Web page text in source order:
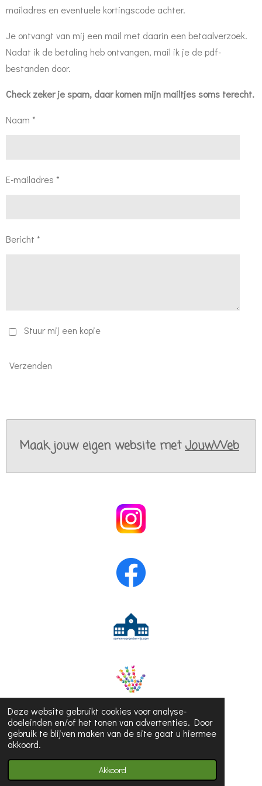
Deze website gebruikt cookies voor analyse-
doeleinden en/of het tonen van advertenties. Door
gebruik te blijven maken van de site gaat u hiermee
akkoord.
Akkoord
mailadres en eventuele kortingscode achter.
Je ontvangt van mij een mail met daarin een betaalverzoek.
Nadat ik de betaling heb ontvangen, mail ik je de pdf-
bestanden door.
Check zeker je spam, daar komen mijn mailtjes soms terecht.
Naam *
E-mailadres *
Bericht *
Stuur mij een kopie
Verzenden
Maak jouw eigen website metJouwWeb